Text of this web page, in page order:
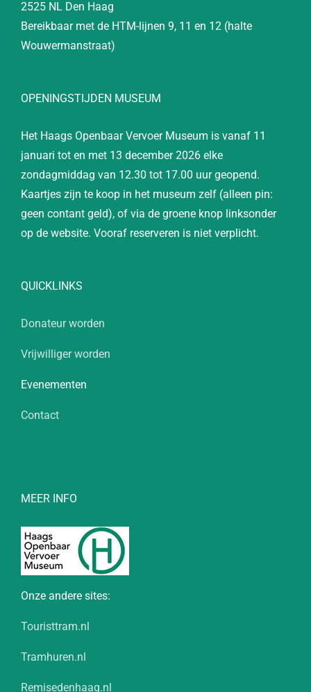
2525 NL Den Haag
Bereikbaar met de HTM-lijnen 9, 11 en 12 (halte
Wouwermanstraat)
OPENINGSTIJDEN MUSEUM
Het Haags Openbaar Vervoer Museum is vanaf 11
januari tot en met 13 december 2026 elke
zondagmiddag van 12.30 tot 17.00 uur geopend.
Kaartjes zijn te koop in het museum zelf (alleen pin:
geen contant geld), of via de groene knop linksonder
op de website. Vooraf reserveren is niet verplicht.
QUICKLINKS
Donateur worden
Vrijwilliger worden
Evenementen
Contact
MEER INFO
Onze andere sites:
Touristtram.nl
Tramhuren.nl
Remisedenhaag.nl